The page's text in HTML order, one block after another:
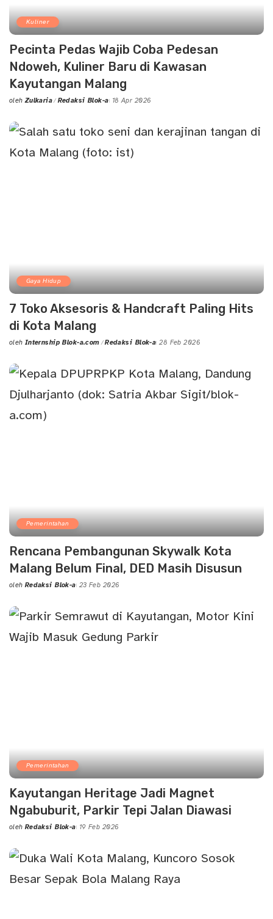
Kuliner
Pecinta Pedas Wajib Coba Pedesan
Ndoweh, Kuliner Baru di Kawasan
Kayutangan Malang
Posted
oleh Zulkaria Redaksi Blok-a 18 Apr 2026
Gaya Hidup
7 Toko Aksesoris & Handcraft Paling Hits
di Kota Malang
Posted
oleh Internship Blok-a.com Redaksi Blok-a 28 Feb 2026
Pemerintahan
Rencana Pembangunan Skywalk Kota
Malang Belum Final, DED Masih Disusun
Posted
oleh Redaksi Blok-a 23 Feb 2026
Pemerintahan
Kayutangan Heritage Jadi Magnet
Ngabuburit, Parkir Tepi Jalan Diawasi
Posted
oleh Redaksi Blok-a 19 Feb 2026